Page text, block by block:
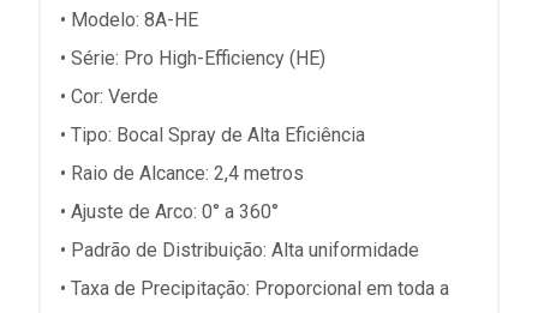
• Modelo: 8A-HE
• Série: Pro High-Efficiency (HE)
• Cor: Verde
• Tipo: Bocal Spray de Alta Eficiência
• Raio de Alcance: 2,4 metros
• Ajuste de Arco: 0° a 360°
• Padrão de Distribuição: Alta uniformidade
• Taxa de Precipitação: Proporcional em toda a